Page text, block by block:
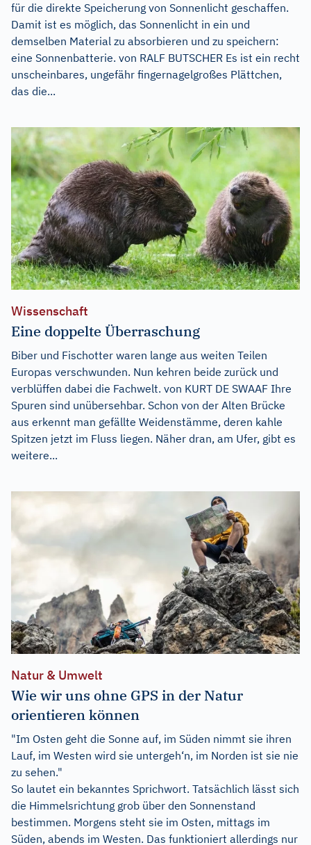
für die direkte Speicherung von Sonnenlicht geschaffen.
Damit ist es möglich, das Sonnenlicht in ein und
demselben Material zu absorbieren und zu speichern:
eine Sonnenbatterie. von RALF BUTSCHER Es ist ein recht
unscheinbares, ungefähr fingernagelgroßes Plättchen,
das die...
Wissenschaft
Eine doppelte Überraschung
Biber und Fischotter waren lange aus weiten Teilen
Europas verschwunden. Nun kehren beide zurück und
verblüffen dabei die Fachwelt. von KURT DE SWAAF Ihre
Spuren sind unübersehbar. Schon von der Alten Brücke
aus erkennt man gefällte Weidenstämme, deren kahle
Spitzen jetzt im Fluss liegen. Näher dran, am Ufer, gibt es
weitere...
Natur & Umwelt
Wie wir uns ohne GPS in der Natur
orientieren können
"Im Osten geht die Sonne auf, im Süden nimmt sie ihren
Lauf, im Westen wird sie untergeh‘n, im Norden ist sie nie
zu sehen."
So lautet ein bekanntes Sprichwort. Tatsächlich lässt sich
die Himmelsrichtung grob über den Sonnenstand
bestimmen. Morgens steht sie im Osten, mittags im
Süden, abends im Westen. Das funktioniert allerdings nur